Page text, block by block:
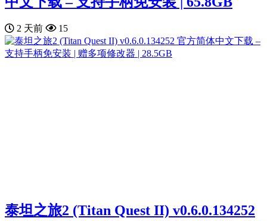
2 天前 15
泰坦之旅2 (Titan Quest II) v0.6.0.134252